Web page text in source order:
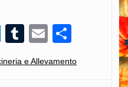
LinkedIn
Tumblr
Email
e Allevamento